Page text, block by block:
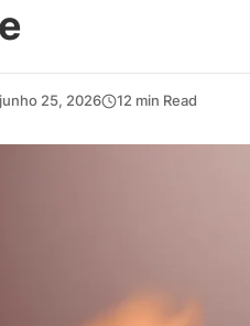
junho 25, 2026 12 min Read